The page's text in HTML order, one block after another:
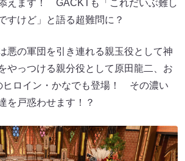
えます！ GACKTも「これだいぶ難し
すけど」と語る超難問に？
悪の軍団を引き連れる親玉役として神
やっつける親分役として原田龍二、お
ヒロイン・かなでも登場！ その濃い
を戸惑わせます！？